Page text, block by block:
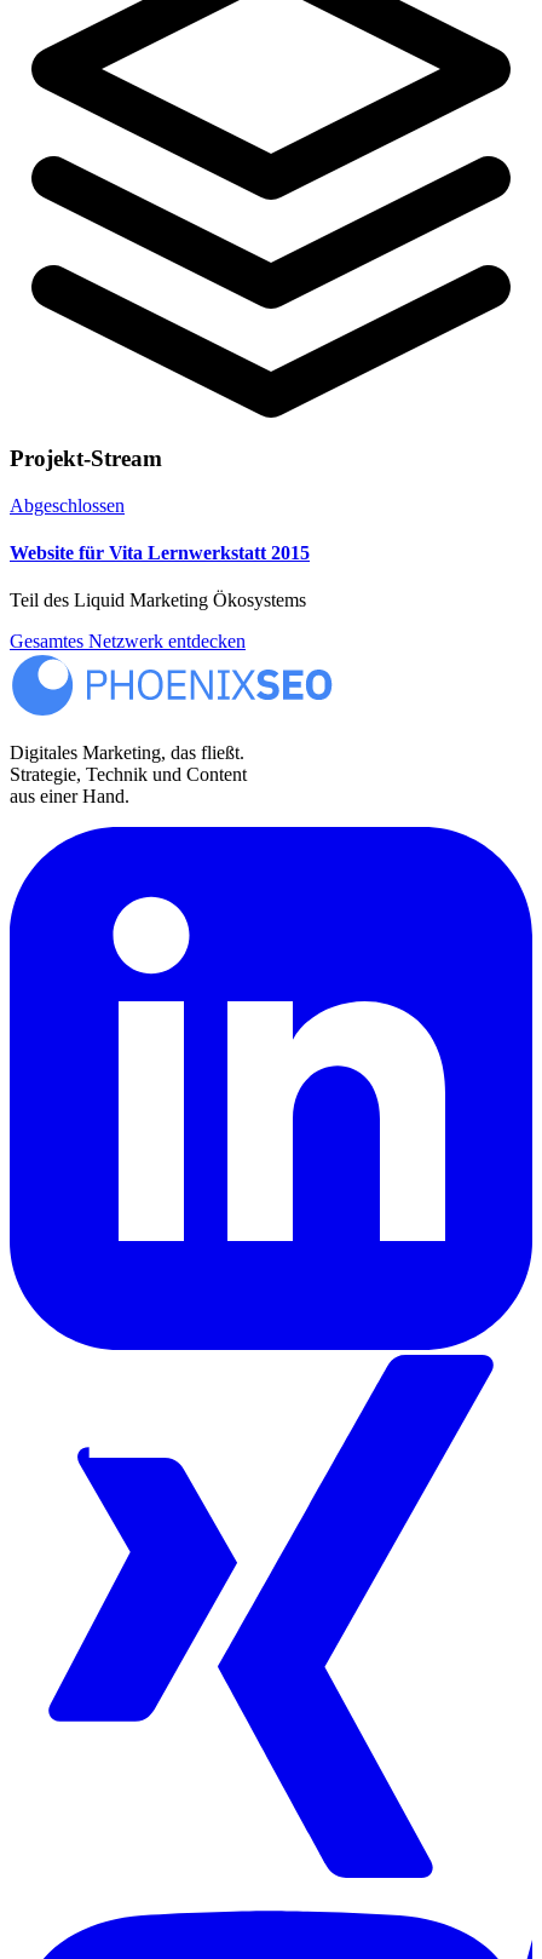
Projekt-Stream
Abgeschlossen
Website für Vita Lernwerkstatt 2015
Teil des Liquid Marketing Ökosystems
Gesamtes Netzwerk entdecken
Digitales Marketing, das fließt.
Strategie, Technik und Content
aus einer Hand.